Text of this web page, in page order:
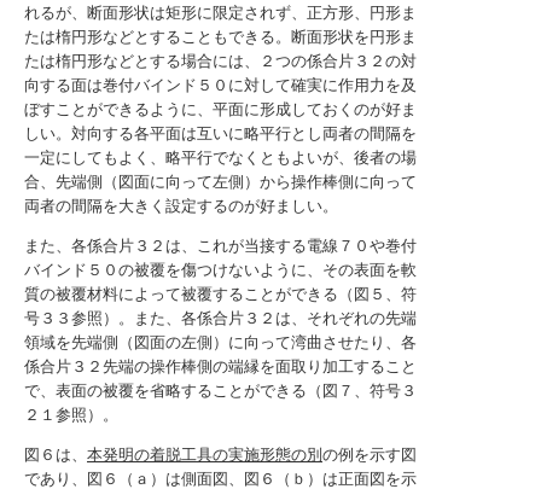
れるが、断面形状は矩形に限定されず、正方形、円形ま
たは楕円形などとすることもできる。断面形状を円形ま
たは楕円形などとする場合には、２つの係合片３２の対
向する面は巻付バインド５０に対して確実に作用力を及
ぼすことができるように、平面に形成しておくのが好ま
しい。対向する各平面は互いに略平行とし両者の間隔を
一定にしてもよく、略平行でなくともよいが、後者の場
合、先端側（図面に向って左側）から操作棒側に向って
両者の間隔を大きく設定するのが好ましい。
また、各係合片３２は、これが当接する電線７０や巻付
バインド５０の被覆を傷つけないように、その表面を軟
質の被覆材料によって被覆することができる（図５、符
号３３参照）。また、各係合片３２は、それぞれの先端
領域を先端側（図面の左側）に向って湾曲させたり、各
係合片３２先端の操作棒側の端縁を面取り加工すること
で、表面の被覆を省略することができる（図７、符号３
２１参照）。
図６は、 本発明の着脱工具の実施形態の別 の例を示す図
であり、図６（ａ）は側面図、図６（ｂ）は正面図を示